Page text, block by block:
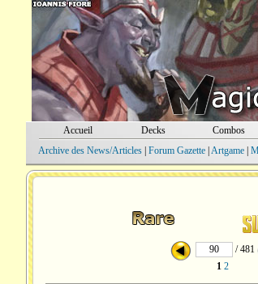
Accueil Decks Combos
Archive des News/Articles| Forum Gazette| Artgame|
/ 481
1 2